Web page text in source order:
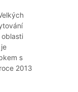
s
2013